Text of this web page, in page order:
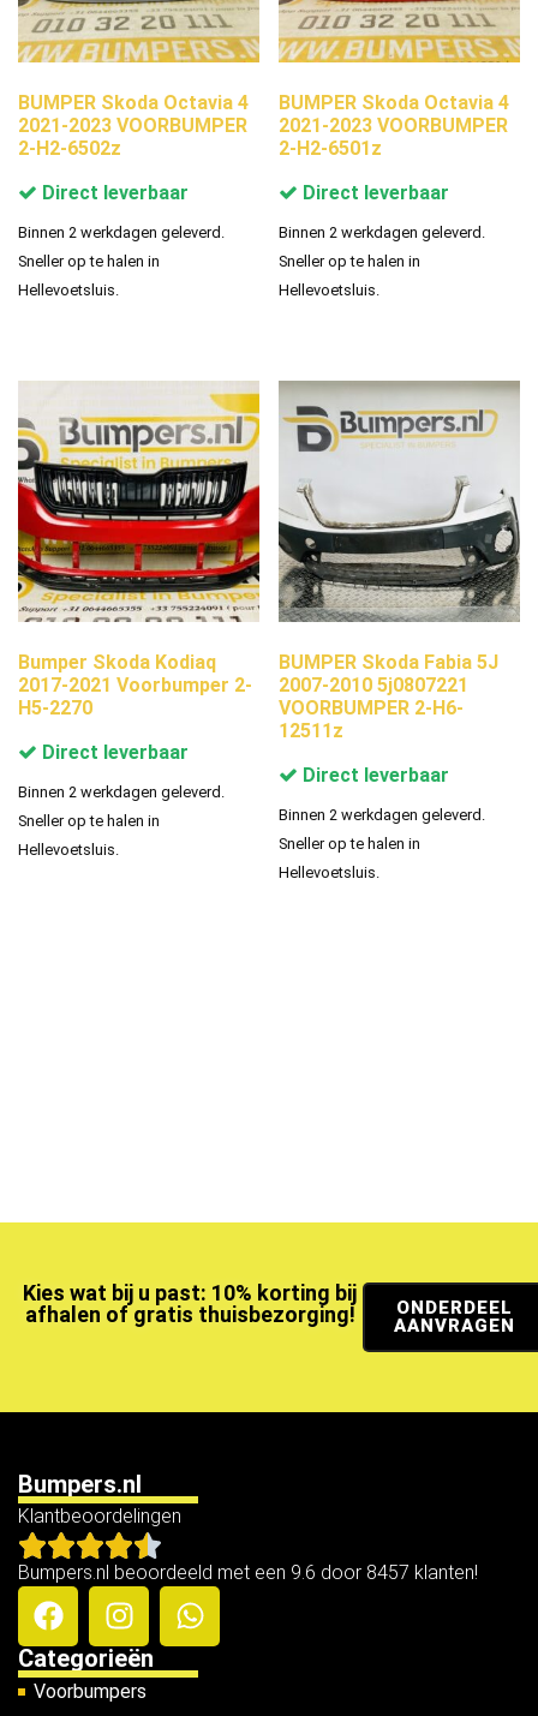
BUMPER Skoda Octavia 4
2021-2023 VOORBUMPER
2-H2-6502z
Direct leverbaar
Binnen 2 werkdagen geleverd.
Sneller op te halen in
Hellevoetsluis.
BUMPER Skoda Octavia 4
2021-2023 VOORBUMPER
2-H2-6501z
Direct leverbaar
Binnen 2 werkdagen geleverd.
Sneller op te halen in
Hellevoetsluis.
Bumper Skoda Kodiaq
2017-2021 Voorbumper 2-
H5-2270
Direct leverbaar
Binnen 2 werkdagen geleverd.
Sneller op te halen in
Hellevoetsluis.
BUMPER Skoda Fabia 5J
2007-2010 5j0807221
VOORBUMPER 2-H6-
12511z
Direct leverbaar
Binnen 2 werkdagen geleverd.
Sneller op te halen in
Hellevoetsluis.
Kies wat bij u past: 10% korting bij
afhalen of gratis thuisbezorging!
ONDERDEEL
AANVRAGEN
Bumpers.nl
Klantbeoordelingen
Bumpers.nl beoordeeld met een 9.6 door 8457 klanten!
Categorieën
Voorbumpers